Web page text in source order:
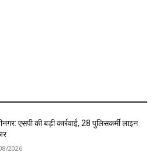
एसपी की बड़ी कार्रवाई, 28 पुलिसकर्मी लाइन
2026